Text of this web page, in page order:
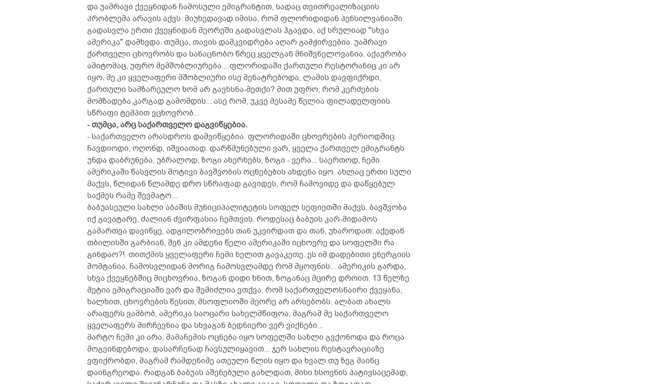
და უამრავი ქვეყნიდან ჩამოსული ემიგრანტით, სადაც თვითრეალიზაციის
პრობლემა არავის აქვს. მიუხედავად იმისა, რომ ფლორიდიდან პენსილვანიაში
გადასვლა ერთი ქვეყნიდან მეორეში გადასვლას ჰგავდა, აქ სრულიად "სხვა
ამერიკა" დამხვდა. თუმცა, თავის დამკვიდრება აღარ გამჭირვებია. უამრავი
ქართველი ცხოვრობს და სანაცნობო წრეც ყველგან მნიშვნელოვანია. აქაურობა
ამიტომაც, უფრო მემშობლიურება... ფლორიდაში ქართული რესტორანიც კი არ
იყო. მე კი ყველაფერი მშობლიური ისე მენატრებოდა, ლამის დავფიქრდი,
ქართული სამზარეულო ხომ არ გავხსნა-მეთქი? მით უფრო, რომ კერძების
მომზადება კარგად გამომდის... ასე რომ, უკვე მესამე წელია ფილადელფიის
სწრაფი ტემპით ვცხოვრობ...
- თუმცა, არც საქართველო დაგვიწყებია.
- საქართველო არასდროს დამვიწყებია. ფლორიდაში ცხოვრების პერიოდშიც
ჩავდიოდი, ოღონდ, იშვიათად. დარწმუნებული ვარ, ყველა ქართველ ემიგრანტს
უნდა დაბრუნება, უბრალოდ, ზოგი ახერხებს, ზოგი - ვერა... საერთოდ, ჩემი
ამერიკაში წასვლის მოტივი ბავშვობის ოცნებების ახდენა იყო. ახლაც ერთი სული
მაქვს, წლიდან წლამდე დრო სწრაფად გავიდეს, რომ ჩამოვიდე და დაწყებულ
საქმეს რამე შევმატო...
ბაბუასეული სახლი აბაშის მუნიციპალიტეტის სოფელ სეფიეთში მაქვს. ბავშვობა
იქ გავატარე, ძალიან ძვირფასია ჩემთვის. როდესაც ბაბუის კარ-მიდამოს
გამართვა დავიწყე, ადგილობრივებს თან უკვირდათ და თან, უხაროდათ: აქედან
თბილისში გარბიან, შენ კი ამდენი წელი ამერიკაში იცხოვრე და სოფელში რა
გინდაო?!. თითქმის ყველაფერი ჩემი ხელით გავაკეთე. ეს იმ დადებითი ენერგიის
მომტანია, ჩამოსვლიდან მორიგ ჩამოსვლამდე რომ მყოფნის... ამერიკის გარდა,
სხვა ქვეყნებშიც მიცხოვრია, ზოგან დიდი ხნით, ზოგანაც მცირე დროით. 13 წელზე
მეტია ემიგრაციაში ვარ და შემიძლია ვთქვა, რომ საქართველოსნაირი ქვეყანა,
ხალხით, ცხოვრების წესით, მსოფლიოში მეორე არ არსებობს. ალბათ ახალს
არაფერს ვამბობ, ამერიკა საოცარი სახელმწიფოა, მაგრამ მე საქართველო
ყველაფერს მირჩევნია და სხვაგან ბედნიერი ვერ ვიქნები...
მარტო ჩემი კი არა, მამაჩემის ოცნება იყო სოფელში სახლი გვქონოდა და როცა
მოგვინდებოდა, დასარჩენად ჩავსულიყავით... ჯერ სახლის რესტავრაციაზე
ვფიქრობდი, მაგრამ რამდენიმე ათეული წლის იყო და ხვალ თუ ზეგ მაინც
დაინგრეოდა. რადგან ბაბუას აშენებული გახლდათ, მისი ხსოვნის პატივსაცემად,